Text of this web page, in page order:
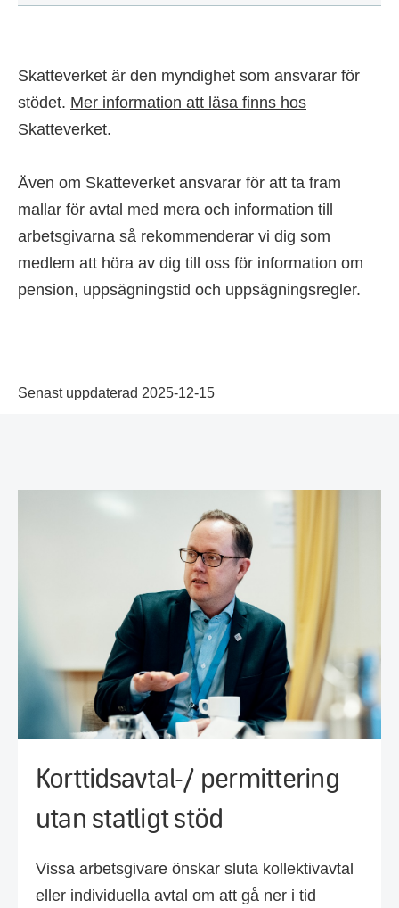
Skatteverket är den myndighet som ansvarar för
stödet. Mer information att läsa finns hos
Skatteverket.
Även om Skatteverket ansvarar för att ta fram
mallar för avtal med mera och information till
arbetsgivarna så rekommenderar vi dig som
medlem att höra av dig till oss för information om
pension, uppsägningstid och uppsägningsregler.
Senast uppdaterad 2025-12-15
Korttidsavtal-/ permittering
utan statligt stöd
Vissa arbetsgivare önskar sluta kollektivavtal
eller individuella avtal om att gå ner i tid